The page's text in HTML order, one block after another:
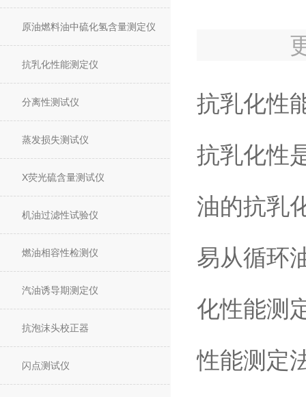
原油燃料油中硫化氢含量测定仪
抗乳化性能测定仪
分离性测试仪
蒸发损失测试仪
X荧光硫含量测试仪
机油过滤性试验仪
燃油相容性检测仪
汽油诱导期测定仪
抗泡沫头校正器
闪点测试仪
抗乳化性
抗乳化性
油的抗乳
易从循环
化性能测
性能测定